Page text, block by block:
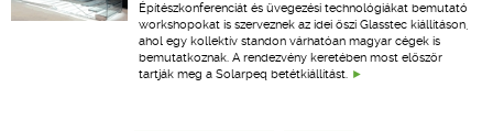
Építészkonferenciát és üvegezési technológiákat bemutató
workshopokat is szerveznek az idei őszi Glasstec kiállításon,
ahol egy kollektív standon várhatóan magyar cégek is
bemutatkoznak. A rendezvény keretében most először
tartják meg a Solarpeq betétkiállítást.